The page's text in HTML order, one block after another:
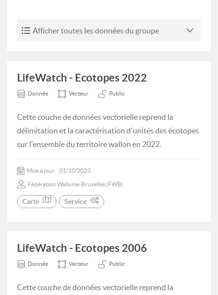
Afficher toutes les données du groupe
LifeWatch - Ecotopes 2022
Donnée Vecteur Public
Cette couche de données vectorielle reprend la
délimitation et la caractérisation d'unités des écotopes
sur l'ensemble du territoire wallon en 2022.
Mise à jour: 01/10/2023
Fédération Wallonie-Bruxelles (FWB)
Carte Service
LifeWatch - Ecotopes 2006
Donnée Vecteur Public
Cette couche de données vectorielle reprend la